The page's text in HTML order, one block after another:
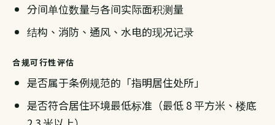
分间单位数量与各间实际面积测量
结构、消防、通风、水电的现况记录
合规可行性评估
是否属于条例规范的「指明居住处所」
是否符合居住环境最低标准（最低 8 平方米、楼底